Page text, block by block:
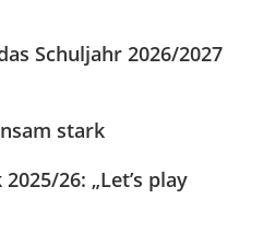
Schuljahr 2026/2027
stark
26: „Let’s play